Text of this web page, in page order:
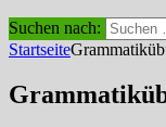
Suchen nach:
Startseite